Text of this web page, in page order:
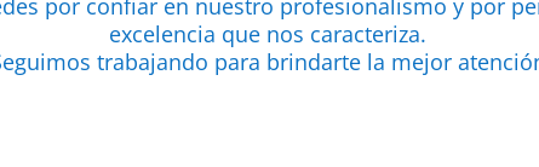
por confiar en nuestro profesionalismo y por
excelencia que nos caracteriza.
trabajando para brindarte la mejor